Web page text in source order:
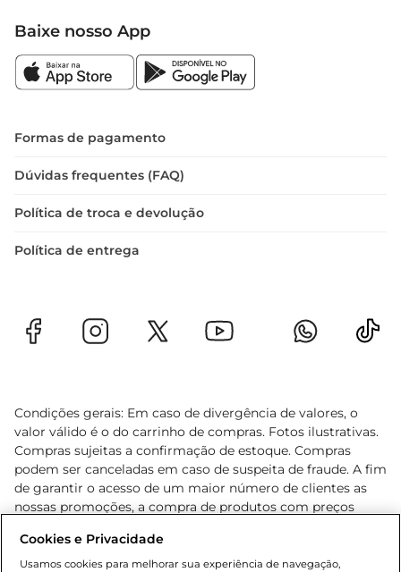
Baixe nosso App
Formas de pagamento
Dúvidas frequentes (FAQ)
Política de troca e devolução
Política de entrega
Condições gerais: Em caso de divergência de valores, o
valor válido é o do carrinho de compras. Fotos ilustrativas.
Compras sujeitas a confirmação de estoque. Compras
podem ser canceladas em caso de suspeita de fraude. A fim
de garantir o acesso de um maior número de clientes as
nossas promoções, a compra de produtos com preços
cliente. Os preços, ofertas e condições são exclusivos para
o e-commerce e válidos durante o dia de hoje, podendo
Cookies e Privacidade
Usamos cookies para melhorar sua experiência de navegação,